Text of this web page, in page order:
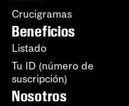
Crucigramas
Beneficios
Listado
Tu ID (número de
suscripción)
Nosotros